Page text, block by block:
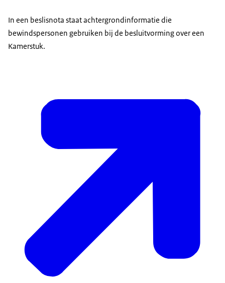
In een beslisnota staat achtergrondinformatie die
bewindspersonen gebruiken bij de besluitvorming over een
Kamerstuk.